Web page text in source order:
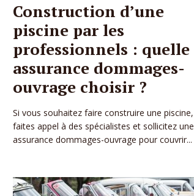
Construction d’une
piscine par les
professionnels : quelle
assurance dommages-
ouvrage choisir ?
Si vous souhaitez faire construire une piscine,
faites appel à des spécialistes et sollicitez une
assurance dommages-ouvrage pour couvrir...